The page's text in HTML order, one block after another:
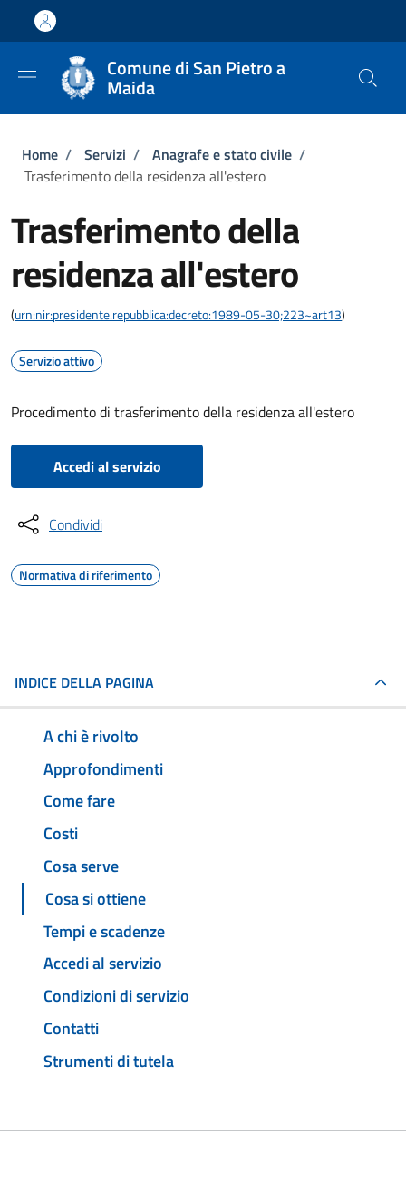
Salta al contenuto principale
Skip to footer content
Comune di San Pietro a
Maida
Briciole di pane
Home / Servizi / Anagrafe e stato civile /
Trasferimento della residenza all'estero
Trasferimento della
residenza all'estero
(urn:nir:presidente.repubblica:decreto:1989-05-30;223~art13)
Servizio attivo
Procedimento di trasferimento della residenza all'estero
Accedi al servizio
Condividi
Normativa di riferimento
INDICE DELLA PAGINA
A chi è rivolto
Approfondimenti
Come fare
Costi
Cosa serve
Cosa si ottiene
Tempi e scadenze
Accedi al servizio
Condizioni di servizio
Contatti
Strumenti di tutela